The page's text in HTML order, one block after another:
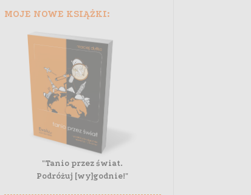
MOJE NOWE KSIĄŻKI:
"Tanio przez świat.
Podróżuj [wy]godnie!"